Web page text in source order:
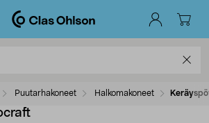
Puutarhakoneet Halkomakoneet